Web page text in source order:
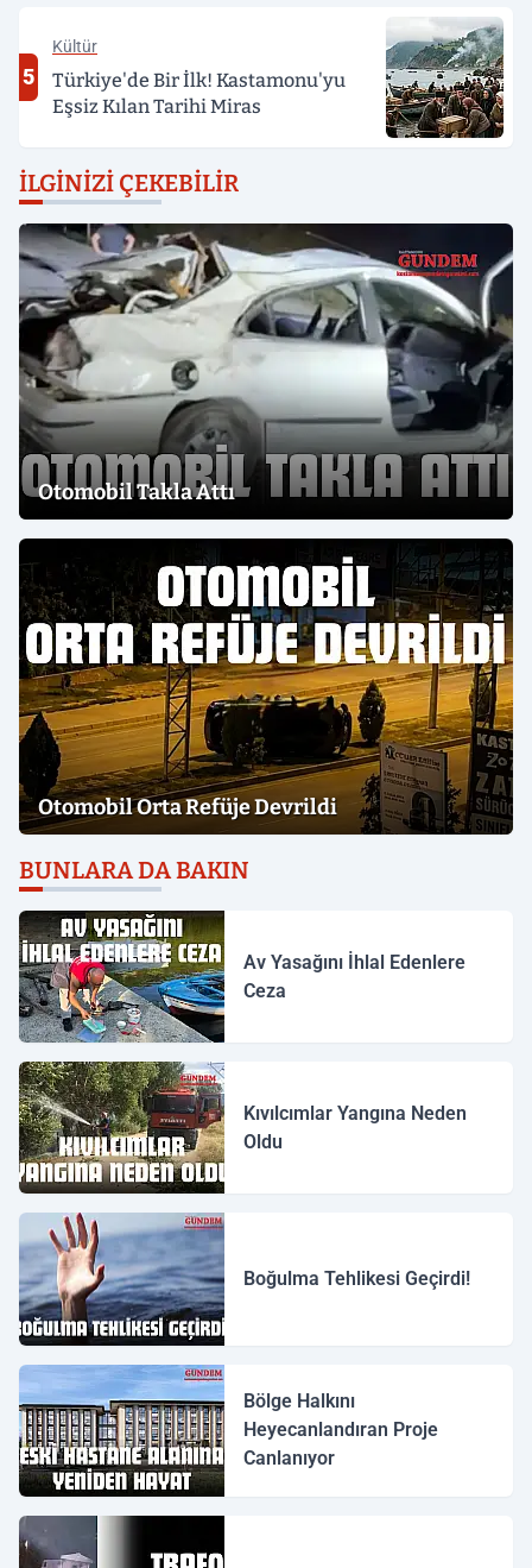
5
Kültür
Türkiye'de Bir İlk! Kastamonu'yu
Eşsiz Kılan Tarihi Miras
İLGINIZI ÇEKEBILIR
Otomobil Takla Attı
Otomobil Orta Refüje Devrildi
BUNLARA DA BAKIN
Av Yasağını İhlal Edenlere
Ceza
Kıvılcımlar Yangına Neden
Oldu
Boğulma Tehlikesi Geçirdi!
Bölge Halkını
Heyecanlandıran Proje
Canlanıyor